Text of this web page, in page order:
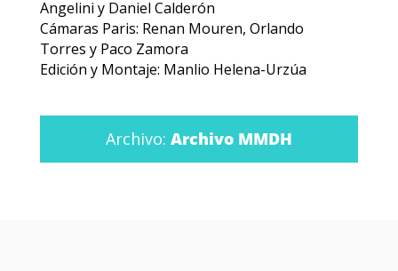
Angelini y Daniel Calderón
Cámaras Paris: Renan Mouren, Orlando
Torres y Paco Zamora
Edición y Montaje: Manlio Helena-Urzúa
Archivo: Archivo MMDH